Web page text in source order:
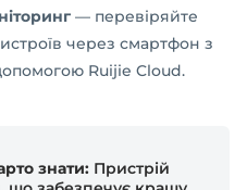
— перевіряйте
через смартфон з
Ruijie Cloud.
знати: Пристрій